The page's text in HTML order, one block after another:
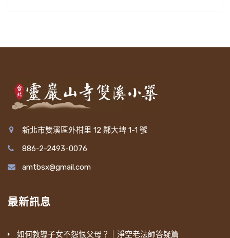
新北市雙溪區外柑里 12 鄰大埤 1-1 號
886-2-2493-0076
amtbsx@gmail.com
最新訊息
如何教導子女不怨恨父母？｜淨空老法師答疑篇